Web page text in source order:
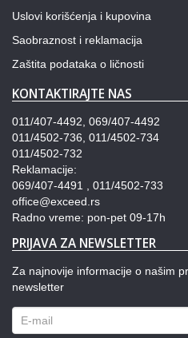
Uslovi korišćenja i kupovina
Saobraznost i reklamacija
Zaštita podataka o ličnosti
KONTAKTIRAJTE NAS
011/407-4492, 069/407-4492
011/4502-736, 011/4502-734
011/4502-732
Reklamacije:
069/407-4491 , 011/4502-733
office@exceed.rs
Radno vreme: pon-pet 09-17h
PRIJAVA ZA NEWSLETTER
Za najnovije informacije o našim
newsletter